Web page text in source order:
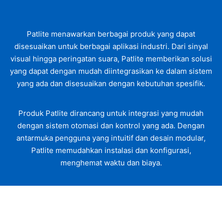
Patlite menawarkan berbagai produk yang dapat
disesuaikan untuk berbagai aplikasi industri. Dari sinyal
visual hingga peringatan suara, Patlite memberikan solusi
yang dapat dengan mudah diintegrasikan ke dalam sistem
yang ada dan disesuaikan dengan kebutuhan spesifik.
Produk Patlite dirancang untuk integrasi yang mudah
dengan sistem otomasi dan kontrol yang ada. Dengan
antarmuka pengguna yang intuitif dan desain modular,
Patlite memudahkan instalasi dan konfigurasi,
menghemat waktu dan biaya.